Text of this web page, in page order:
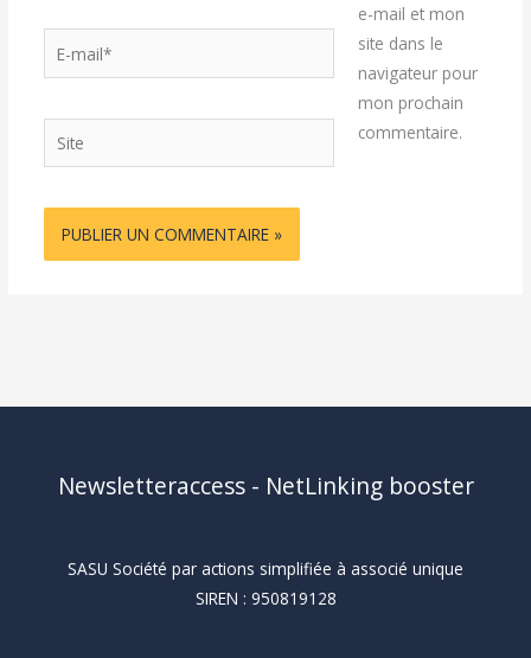
mail*
Site
e-mail et mon
site dans le
navigateur pour
mon prochain
commentaire.
Newsletteraccess - NetLinking booster
SASU Société par actions simplifiée à associé unique
SIREN : 950819128